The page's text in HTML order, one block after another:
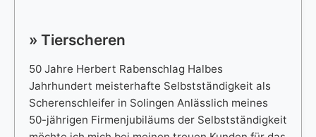
» Tierscheren
50 Jahre Herbert Rabenschlag Halbes
Jahrhundert meisterhafte Selbstständigkeit als
Scherenschleifer in Solingen Anlässlich meines
50-jährigen Firmenjubiläums der Selbstständigkeit